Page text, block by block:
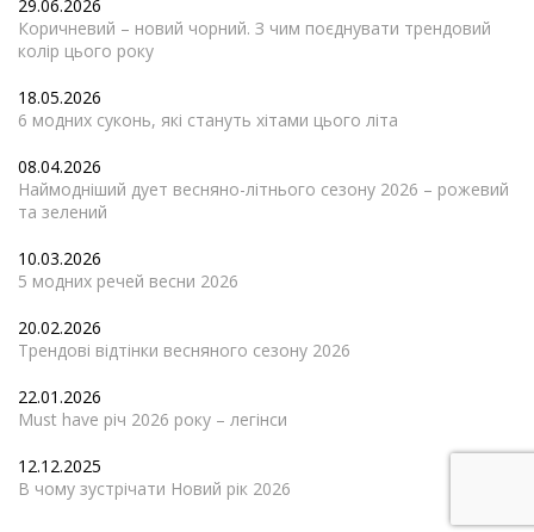
29.06.2026
Коричневий – новий чорний. З чим поєднувати трендовий
колір цього року
18.05.2026
6 модних суконь, які стануть хітами цього літа
08.04.2026
Наймодніший дует весняно-літнього сезону 2026 – рожевий
та зелений
10.03.2026
5 модних речей весни 2026
20.02.2026
Трендові відтінки весняного сезону 2026
22.01.2026
Must have річ 2026 року – легінси
12.12.2025
В чому зустрічати Новий рік 2026